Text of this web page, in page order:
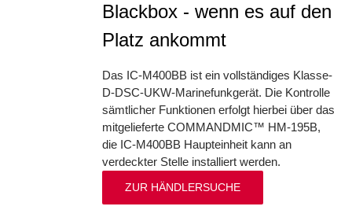
Blackbox - wenn es auf den
Platz ankommt
Das IC-M400BB ist ein vollständiges Klasse-
D-DSC-UKW-Marinefunkgerät. Die Kontrolle
sämtlicher Funktionen erfolgt hierbei über das
mitgelieferte COMMANDMIC™ HM-195B,
die IC-M400BB Haupteinheit kann an
verdeckter Stelle installiert werden.
ZUR HÄNDLERSUCHE